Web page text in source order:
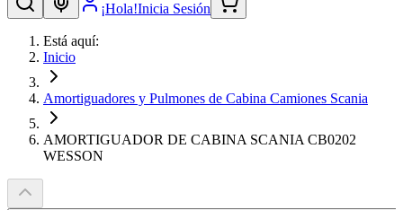
¡Hola!Inicia Sesión
Está aquí:
Inicio
Amortiguadores y Pulmones de Cabina Camiones Scania
AMORTIGUADOR DE CABINA SCANIA CB0202
WESSON